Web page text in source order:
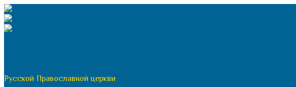
Перейти
к
содержимому
Русской Православной церкви